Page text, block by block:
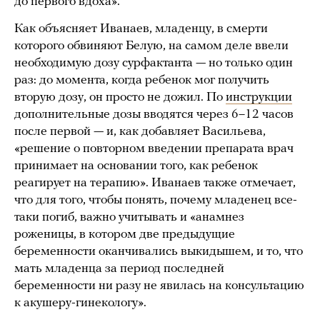
Как объясняет Иванаев, младенцу, в смерти
которого обвиняют Белую, на самом деле ввели
необходимую дозу сурфактанта — но только один
раз: до момента, когда ребенок мог получить
вторую дозу, он просто не дожил. По инструкции
дополнительные дозы вводятся через 6–12 часов
после первой — и, как добавляет Васильева,
«решение о повторном введении препарата врач
принимает на основании того, как ребенок
реагирует на терапию». Иванаев также отмечает,
что для того, чтобы понять, почему младенец все-
таки погиб, важно учитывать и «анамнез
роженицы, в котором две предыдущие
беременности оканчивались выкидышем, и то, что
мать младенца за период последней
беременности ни разу не явилась на консультацию
к акушеру-гинекологу».